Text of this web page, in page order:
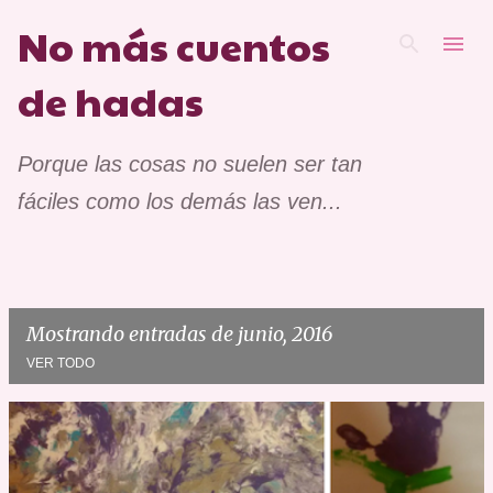
No más cuentos
de hadas
Porque las cosas no suelen ser tan
fáciles como los demás las ven...
Mostrando entradas de junio, 2016
VER TODO
E
n